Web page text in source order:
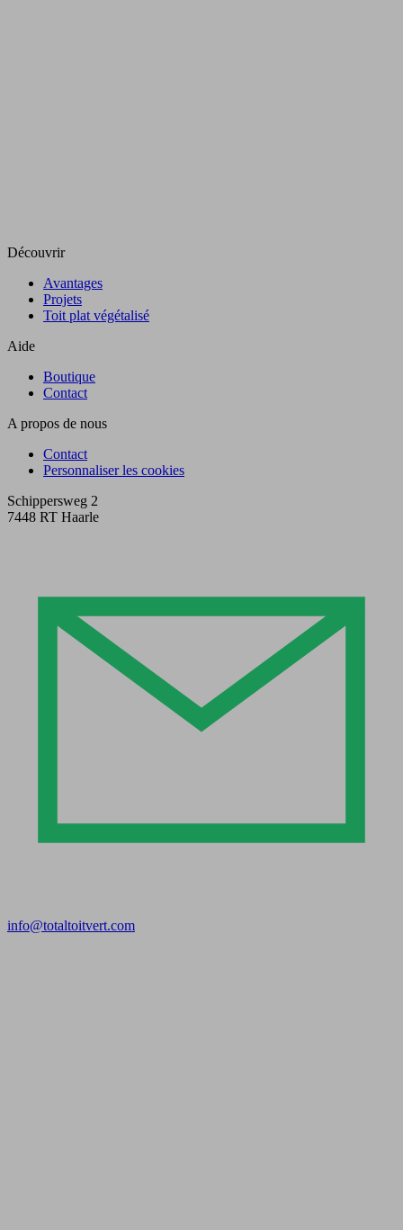
Découvrir
Avantages
Projets
Toit plat végétalisé
Aide
Boutique
Contact
A propos de nous
Contact
Personnaliser les cookies
Schippersweg 2
7448 RT Haarle
info@totaltoitvert.com